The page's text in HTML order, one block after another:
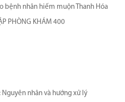
bệnh nhân hiếm muộn Thanh Hóa
PHÒNG KHÁM 400
nhân và hướng xử lý